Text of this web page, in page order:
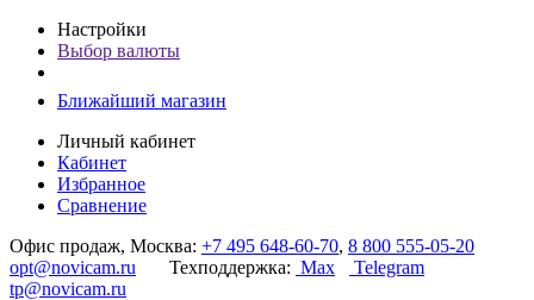
Настройки
Выбор валюты
Ближайший магазин
Личный кабинет
Кабинет
Избранное
Сравнение
Офис продаж, Москва: +7 495 648-60-70, 8 800 555-05-20
opt@novicam.ru Техподдержка: Max
Telegram
tp@novicam.ru